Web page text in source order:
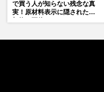
で買う人が知らない残念な真
実！原材料表示に隠された添